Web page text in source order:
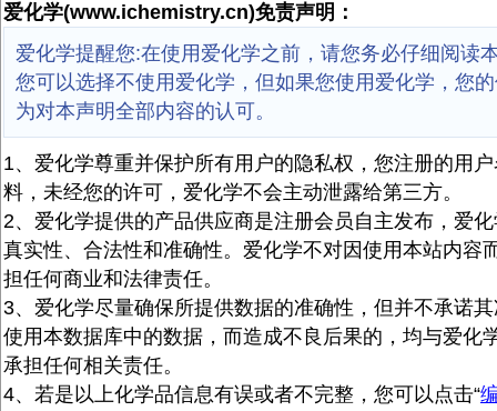
爱化学(www.ichemistry.cn)免责声明：
爱化学提醒您:在使用爱化学之前，请您务必仔细阅读
您可以选择不使用爱化学，但如果您使用爱化学，您
为对本声明全部内容的认可。
1、爱化学尊重并保护所有用户的隐私权，您注册的用
料，未经您的许可，爱化学不会主动泄露给第三方。
2、爱化学提供的产品供应商是注册会员自主发布，爱
真实性、合法性和准确性。爱化学不对因使用本站内容
担任何商业和法律责任。
3、爱化学尽量确保所提供数据的准确性，但并不承诺
使用本数据库中的数据，而造成不良后果的，均与爱化
承担任何相关责任。
4、若是以上化学品信息有误或者不完整，您可以点击“